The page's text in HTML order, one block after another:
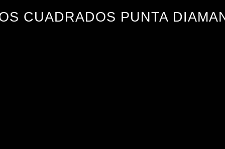
CUADRADOS PUNTA